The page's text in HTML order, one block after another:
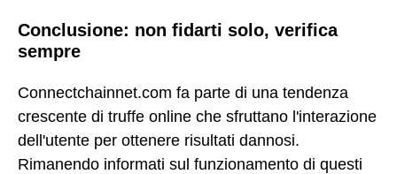
Conclusione: non fidarti solo, verifica
sempre
Connectchainnet.com fa parte di una tendenza
crescente di truffe online che sfruttano l'interazione
dell'utente per ottenere risultati dannosi.
Rimanendo informati sul funzionamento di questi